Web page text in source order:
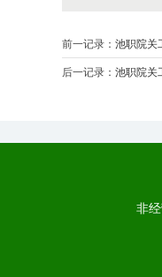
前一记录： 池职院关
后一记录： 池职院关
非